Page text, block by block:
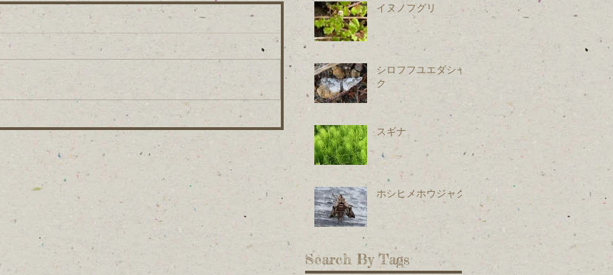
イヌノフグリ
シロフフユエダシャ
ク
スギナ
ホシヒメホウジャク
Search By Tags